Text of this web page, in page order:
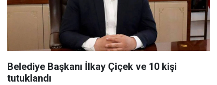
Belediye Başkanı İlkay Çiçek ve 10 kişi
tutuklandı